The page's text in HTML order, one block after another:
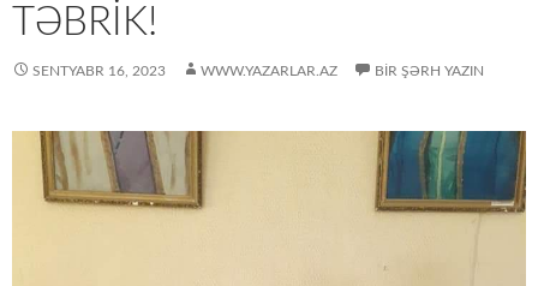
TƏBRIK!
SENTYABR 16, 2023 WWW.YAZARLAR.AZ BIR ŞƏRH YAZIN